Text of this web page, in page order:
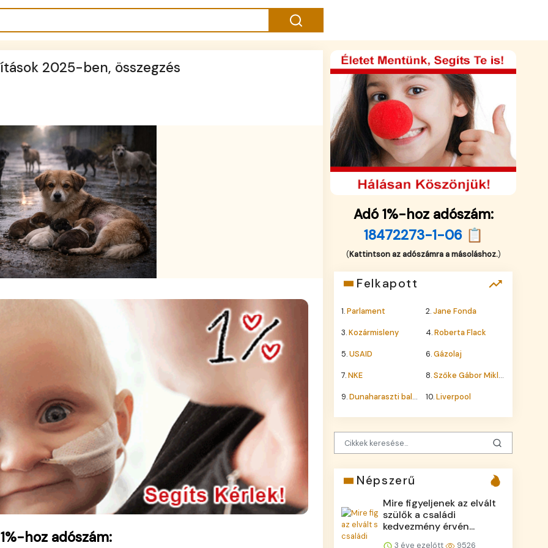
2025-ben, összegzés
hoz adószám:
Adó 1%-hoz adószám:
18472273-1-06 📋
(Kattintson az adószámra a másoláshoz.)
Felkapott
1.Parlament 2.Jane Fonda
3.Kozármisleny 4.Roberta Flack
5.USAID 6.Gázolaj
7.NKE 8.Szőke Gábor Miklós
9.Dunaharaszti baleset 10.Liverpool
Népszerű
Mire figyeljenek az elvált
szülők a családi
kedvezmény érvén...
3 éve ezelőtt 9526